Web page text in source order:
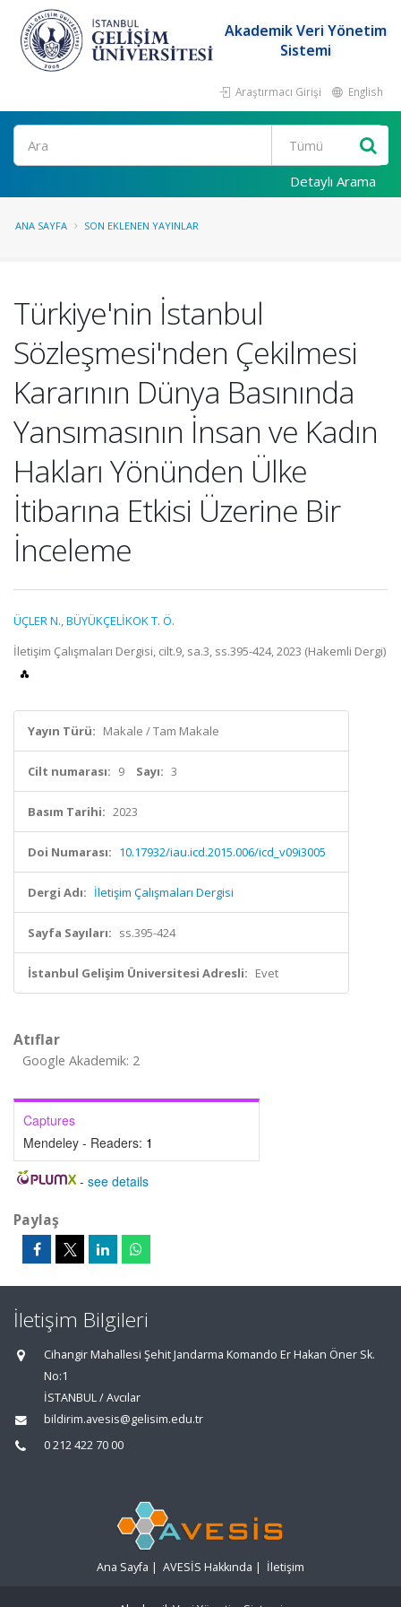
Akademik Veri Yönetim
Sistemi
Araştırmacı Girişi English
Ara
Detaylı Arama
ANA SAYFA SON EKLENEN YAYINLAR
Türkiye'nin İstanbul
Sözleşmesi'nden Çekilmesi
Kararının Dünya Basınında
Yansımasının İnsan ve Kadın
Hakları Yönünden Ülke
İtibarına Etkisi Üzerine Bir
İnceleme
ÜÇLER N.,BÜYÜKÇELİKOK T. Ö.
İletişim Çalışmaları Dergisi, cilt.9, sa.3, ss.395-424, 2023 (Hakemli Dergi)
Yayın Türü: Makale / Tam Makale
Cilt numarası: 9 Sayı: 3
Basım Tarihi: 2023
Doi Numarası: 10.17932/iau.icd.2015.006/icd_v09i3005
Dergi Adı: İletişim Çalışmaları Dergisi
Sayfa Sayıları: ss.395-424
İstanbul Gelişim Üniversitesi Adresli: Evet
Atıflar
Google Akademik: 2
Captures
Mendeley - Readers: 1
- see details
Paylaş
İletişim Bilgileri
Cihangir Mahallesi Şehit Jandarma Komando Er Hakan Öner Sk.
No:1
İSTANBUL / Avcılar
bildirim.avesis@gelisim.edu.tr
0 212 422 70 00
Ana Sayfa | AVESİS Hakkında | İletişim